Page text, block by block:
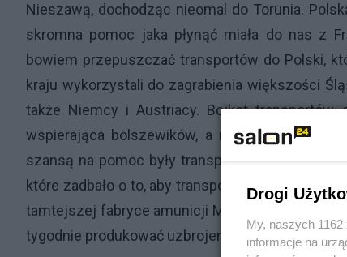
Nieszawą, dochodząc nieomal do Torunia.
skromna pomoc jaka płynąć miała do nas z
bowiem przepuszczać transportów do Polski,
kraju wykorzystali do zagrabienia większości
także Niemcy i Austriacy. Bojkot transportów
wspierająca bolszewików, a mająca ogromne
szansą na pomoc były transporty płynące
które zadbało o to, aby transporty te były
tamtejszej fabryce amunicji Manfreda Weissa
tygodnie produkować uzbrojenie tylko na
Drogi
My, naszych
informacje na